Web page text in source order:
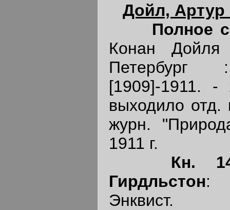
Дойл, Артур
Полное
Конан
[1909]-1911.
выходило
журн.
1911 г.
Кн.
Гирдльстон:
Энквист.